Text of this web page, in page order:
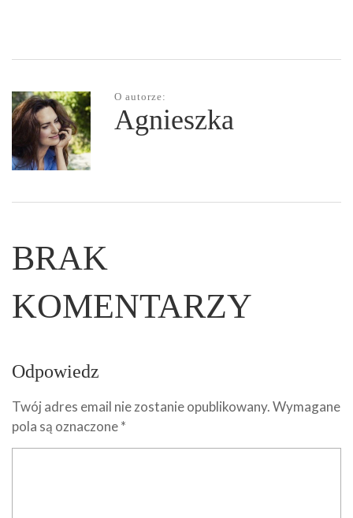
O autorze:
Agnieszka
BRAK
KOMENTARZY
Odpowiedz
Twój adres email nie zostanie opublikowany.Wymagane
pola są oznaczone*